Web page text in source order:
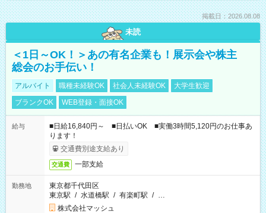
掲載日：2026.08.08
未読
＜1日～OK！＞あの有名企業も！展示会や株主
総会のお手伝い！
アルバイト 職種未経験OK 社会人未経験OK
大学生歓迎
ブランクOK
WEB登録・面接OK
給与
■日給16,840円～ ■日払いOK ■実働3時間5,120円のお仕事あ
ります！
交通費別途支給あり
交通費 一部支給
勤務地
東京都千代田区
東京駅 / 水道橋駅 / 有楽町駅 / …
株式会社マッシュ